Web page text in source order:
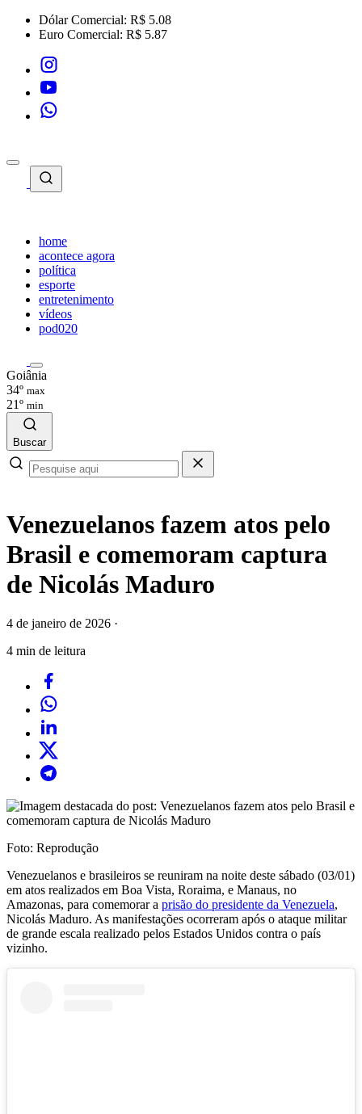
Dólar Comercial: R$ 5.08
Euro Comercial: R$ 5.87
home
acontece agora
política
esporte
entretenimento
vídeos
pod020
Goiânia
34º max
21º min
Buscar
Venezuelanos fazem atos pelo
Brasil e comemoram captura
de Nicolás Maduro
4 de janeiro de 2026 ·
4 min de leitura
Foto: Reprodução
Venezuelanos e brasileiros se reuniram na noite deste sábado (03/01)
em atos realizados em Boa Vista, Roraima, e Manaus, no
Amazonas, para comemorar a prisão do presidente da Venezuela,
Nicolás Maduro. As manifestações ocorreram após o ataque militar
de grande escala realizado pelos Estados Unidos contra o país
vizinho.